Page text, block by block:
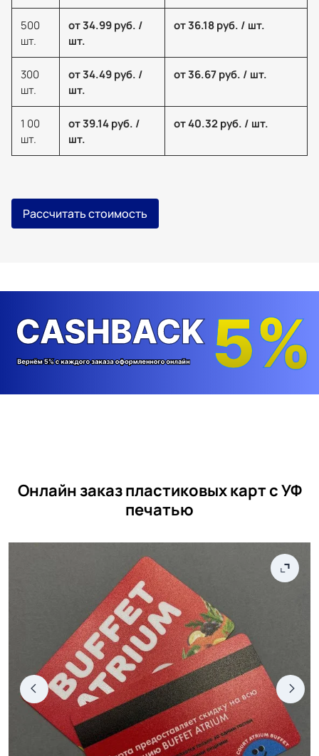
500
шт.
от 34.99 руб. /
шт.
от 36.18 руб. / шт.
300
шт.
от 34.49 руб. /
шт.
от 36.67 руб. / шт.
1 00
шт.
от 39.14 руб. /
шт.
от 40.32 руб. / шт.
Рассчитать стоимость
Онлайн заказ пластиковых карт с УФ
печатью